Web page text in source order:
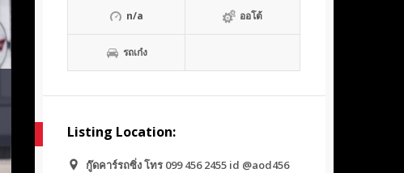
n/a ออโต้
รถเก๋ง
Listing Location:
กู๊ดคาร์รถซิ่ง โทร 099 456 2455 id @aod456